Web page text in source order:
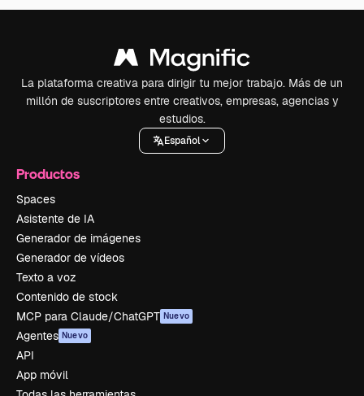
La plataforma creativa para dirigir tu mejor trabajo. Más de un
millón de suscriptores entre creativos, empresas, agencias y
estudios.
Español
Productos
Spaces
Asistente de IA
Generador de imágenes
Generador de vídeos
Texto a voz
Contenido de stock
MCP para Claude/ChatGPT Nuevo
Agentes Nuevo
API
App móvil